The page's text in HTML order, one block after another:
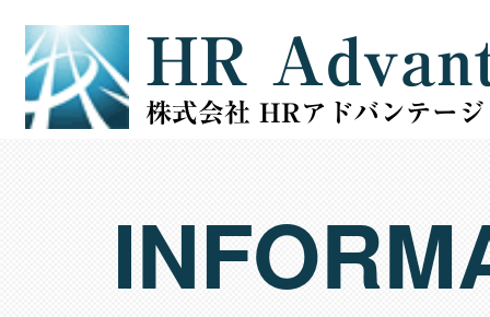
HR
株式会社 HRアドバンテージ